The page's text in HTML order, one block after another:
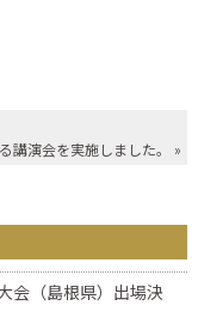
講演会を実施しました。
»
会（島根県）出場決